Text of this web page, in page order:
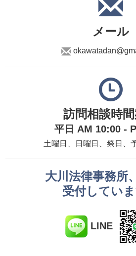
メール
訪問相談時
平日 AM 10:00 -
土曜日、日曜日、祭日、
大川法律事務所
受付していま
LINE